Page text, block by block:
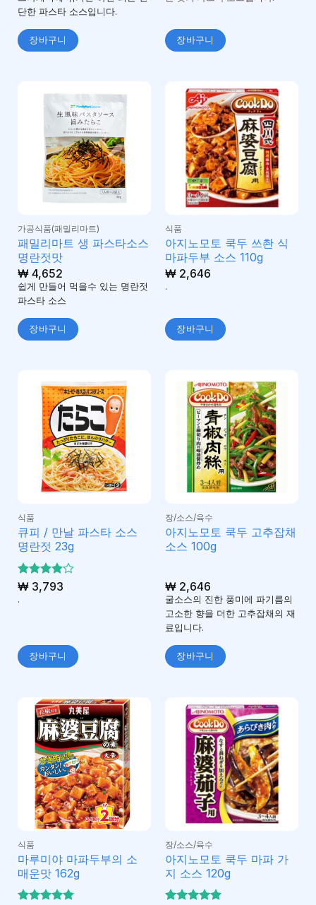
단한 파스타 소스입니다.
장바구니 장바구니
가공식품(패밀리마트)
패밀리마트 생 파스타소스
명란젓맛
₩4,652
쉽게 만들어 먹을수 있는 명란젓
파스타 소스
장바구니
식품
아지노모토 쿡두 쓰촨 식
마파두부 소스 110g
₩2,646
.
장바구니
식품
큐피 / 만날 파스타 소스
명란젓 23g
5 중에서
로 평
₩3,793
.
장바구니
장/소스/육수
아지노모토 쿡두 고추잡채
소스 100g
₩2,646
굴소스의 진한 풍미에 파기름의
고소한 향을 더한 고추잡채의 재
료입니다.
장바구니
식품
마루미야 마파두부의 소
매운맛 162g
장/소스/육수
아지노모토 쿡두 마파 가
지 소스 120g